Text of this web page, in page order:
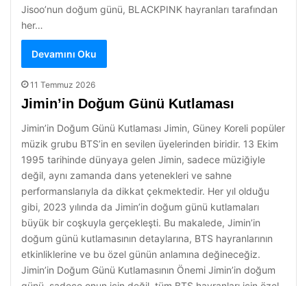
Jisoo’nun doğum günü, BLACKPINK hayranları tarafından
her…
Devamını Oku
11 Temmuz 2026
Jimin’in Doğum Günü Kutlaması
Jimin’in Doğum Günü Kutlaması Jimin, Güney Koreli popüler
müzik grubu BTS’in en sevilen üyelerinden biridir. 13 Ekim
1995 tarihinde dünyaya gelen Jimin, sadece müziğiyle
değil, aynı zamanda dans yetenekleri ve sahne
performanslarıyla da dikkat çekmektedir. Her yıl olduğu
gibi, 2023 yılında da Jimin’in doğum günü kutlamaları
büyük bir coşkuyla gerçekleşti. Bu makalede, Jimin’in
doğum günü kutlamasının detaylarına, BTS hayranlarının
etkinliklerine ve bu özel günün anlamına değineceğiz.
Jimin’in Doğum Günü Kutlamasının Önemi Jimin’in doğum